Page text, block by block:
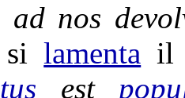
ad nos
silamenta
est